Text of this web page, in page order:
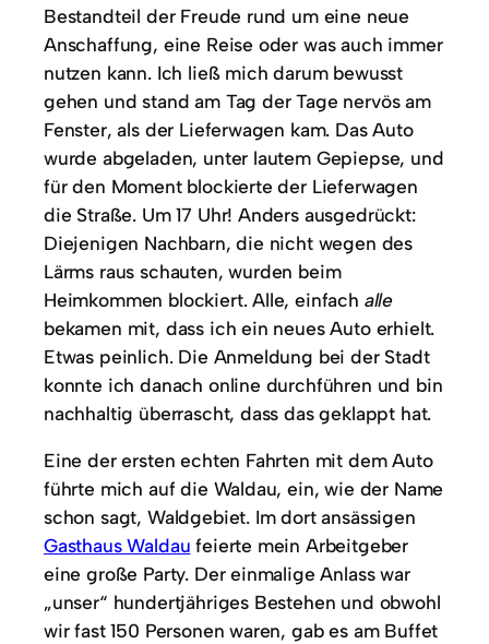
Bestandteil der Freude rund um eine neue
Anschaffung, eine Reise oder was auch immer
nutzen kann. Ich ließ mich darum bewusst
gehen und stand am Tag der Tage nervös am
Fenster, als der Lieferwagen kam. Das Auto
wurde abgeladen, unter lautem Gepiepse, und
für den Moment blockierte der Lieferwagen
die Straße. Um 17 Uhr! Anders ausgedrückt:
Diejenigen Nachbarn, die nicht wegen des
Lärms raus schauten, wurden beim
Heimkommen blockiert. Alle, einfach alle
bekamen mit, dass ich ein neues Auto erhielt.
Etwas peinlich. Die Anmeldung bei der Stadt
konnte ich danach online durchführen und bin
nachhaltig überrascht, dass das geklappt hat.
Eine der ersten echten Fahrten mit dem Auto
führte mich auf die Waldau, ein, wie der Name
schon sagt, Waldgebiet. Im dort ansässigen
Gasthaus Waldau feierte mein Arbeitgeber
eine große Party. Der einmalige Anlass war
„unser“ hundertjähriges Bestehen und obwohl
wir fast 150 Personen waren, gab es am Buffet